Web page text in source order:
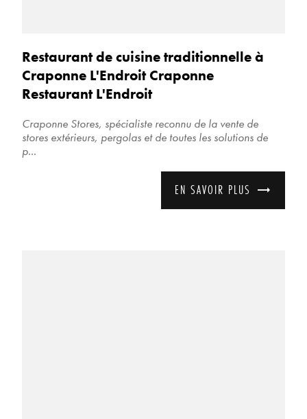
Restaurant de cuisine traditionnelle à
Craponne L'Endroit Craponne
Restaurant L'Endroit
Craponne Stores, spécialiste reconnu de la vente de
stores extérieurs, pergolas et de toutes les solutions de
p...
EN SAVOIR PLUS